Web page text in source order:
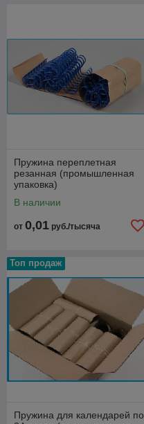
Пружина переплетная
резанная (промышленная
упаковка)
В наличии
от 0,01 руб./тысяча
Топ продаж
Пружина для календарей по